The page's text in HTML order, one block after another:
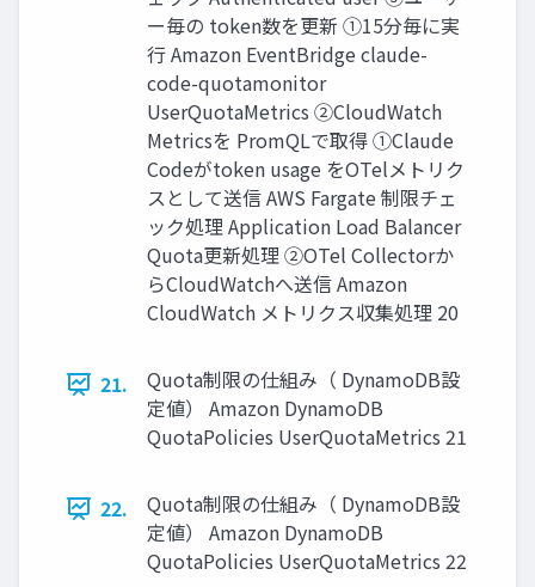
ー毎の token数を更新 ①15分毎に実
行 Amazon EventBridge claude-
code-quotamonitor
UserQuotaMetrics ②CloudWatch
Metricsを PromQLで取得 ①Claude
Codeがtoken usage をOTelメトリク
スとして送信 AWS Fargate 制限チェ
ック処理 Application Load Balancer
Quota更新処理 ②OTel Collectorか
らCloudWatchへ送信 Amazon
CloudWatch メトリクス収集処理 20
21.
Quota制限の仕組み（ DynamoDB設
定値） Amazon DynamoDB
QuotaPolicies UserQuotaMetrics 21
22.
Quota制限の仕組み（ DynamoDB設
定値） Amazon DynamoDB
QuotaPolicies UserQuotaMetrics 22